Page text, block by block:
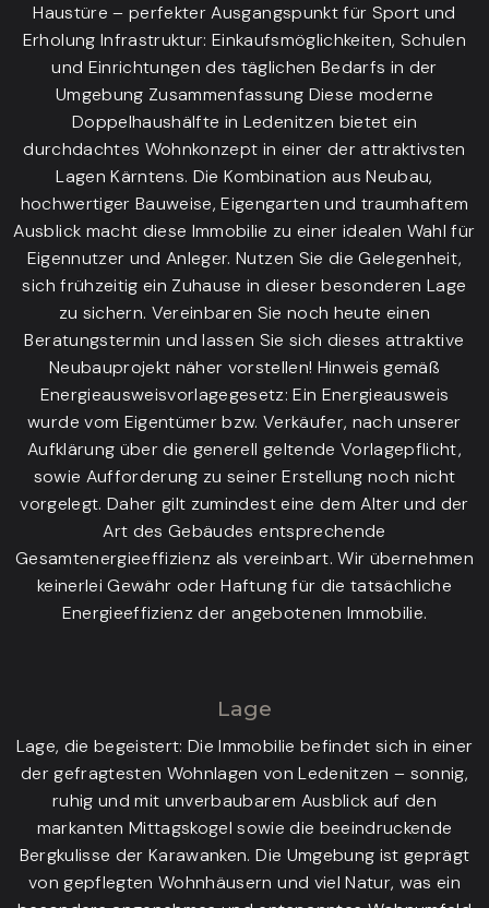
Haustüre – perfekter Ausgangspunkt für Sport und
Erholung Infrastruktur: Einkaufsmöglichkeiten, Schulen
und Einrichtungen des täglichen Bedarfs in der
Umgebung Zusammenfassung Diese moderne
Doppelhaushälfte in Ledenitzen bietet ein
durchdachtes Wohnkonzept in einer der attraktivsten
Lagen Kärntens. Die Kombination aus Neubau,
hochwertiger Bauweise, Eigengarten und traumhaftem
Ausblick macht diese Immobilie zu einer idealen Wahl für
Eigennutzer und Anleger. Nutzen Sie die Gelegenheit,
sich frühzeitig ein Zuhause in dieser besonderen Lage
zu sichern. Vereinbaren Sie noch heute einen
Beratungstermin und lassen Sie sich dieses attraktive
Neubauprojekt näher vorstellen! Hinweis gemäß
Energieausweisvorlagegesetz: Ein Energieausweis
wurde vom Eigentümer bzw. Verkäufer, nach unserer
Aufklärung über die generell geltende Vorlagepflicht,
sowie Aufforderung zu seiner Erstellung noch nicht
vorgelegt. Daher gilt zumindest eine dem Alter und der
Art des Gebäudes entsprechende
Gesamtenergieeffizienz als vereinbart. Wir übernehmen
keinerlei Gewähr oder Haftung für die tatsächliche
Energieeffizienz der angebotenen Immobilie.
Lage
Lage, die begeistert: Die Immobilie befindet sich in einer
der gefragtesten Wohnlagen von Ledenitzen – sonnig,
ruhig und mit unverbaubarem Ausblick auf den
markanten Mittagskogel sowie die beeindruckende
Bergkulisse der Karawanken. Die Umgebung ist geprägt
von gepflegten Wohnhäusern und viel Natur, was ein